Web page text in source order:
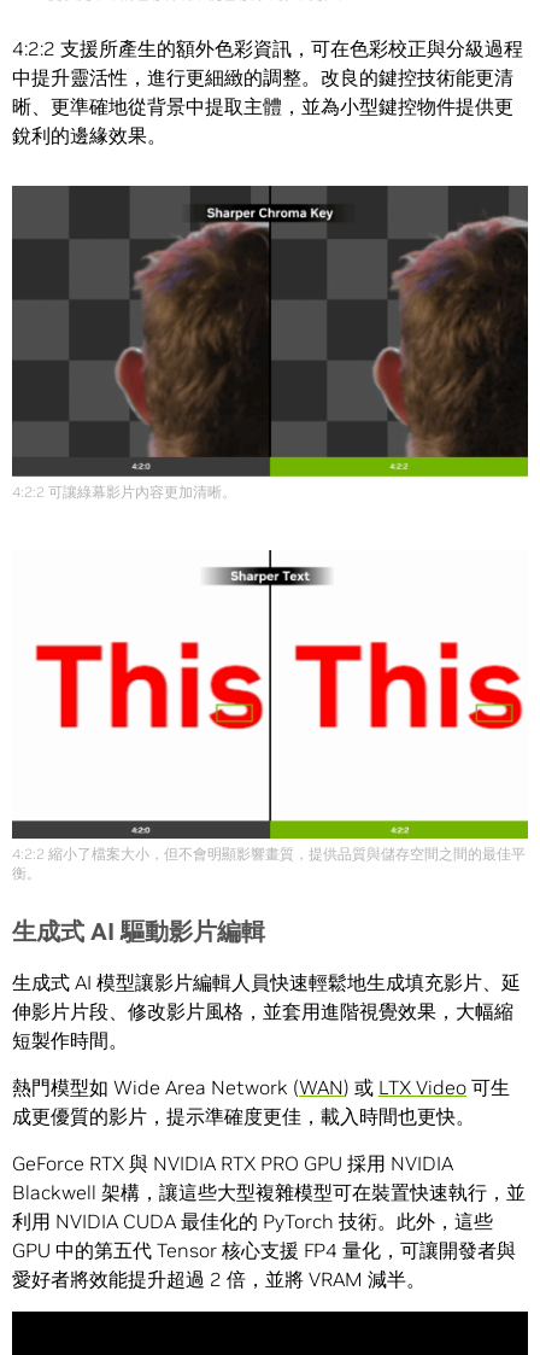
4:2:2 支援所產生的額外色彩資訊，可在色彩校正與分級過程
中提升靈活性，進行更細緻的調整。改良的鍵控技術能更清
晰、更準確地從背景中提取主體，並為小型鍵控物件提供更
銳利的邊緣效果。
4:2:2 可讓綠幕影片內容更加清晰。
4:2:2 縮小了檔案大小，但不會明顯影響畫質，提供品質與儲存空間之間的最佳平
衡。
生成式 AI 驅動影片編輯
生成式 AI 模型讓影片編輯人員快速輕鬆地生成填充影片、延
伸影片片段、修改影片風格，並套用進階視覺效果，大幅縮
短製作時間。
熱門模型如 Wide Area Network (WAN) 或 LTX Video 可生
成更優質的影片，提示準確度更佳，載入時間也更快。
GeForce RTX 與 NVIDIA RTX PRO GPU 採用 NVIDIA
Blackwell 架構，讓這些大型複雜模型可在裝置快速執行，並
利用 NVIDIA CUDA 最佳化的 PyTorch 技術。此外，這些
GPU 中的第五代 Tensor 核心支援 FP4 量化，可讓開發者與
愛好者將效能提升超過 2 倍，並將 VRAM 減半。